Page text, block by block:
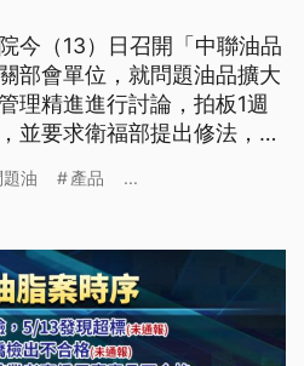
今（13）日召開「中聯油品
部會單位，就問題油品擴大
理精進進行討論，拍板1週
並要求衛福部提出修法，以
認」、「上下游核對」。
題油 產品 ...